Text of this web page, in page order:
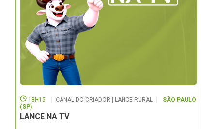
18H15 CANAL DO CRIADOR | LANCE RURAL
SÃO PAULO
(SP)
LANCE NA TV